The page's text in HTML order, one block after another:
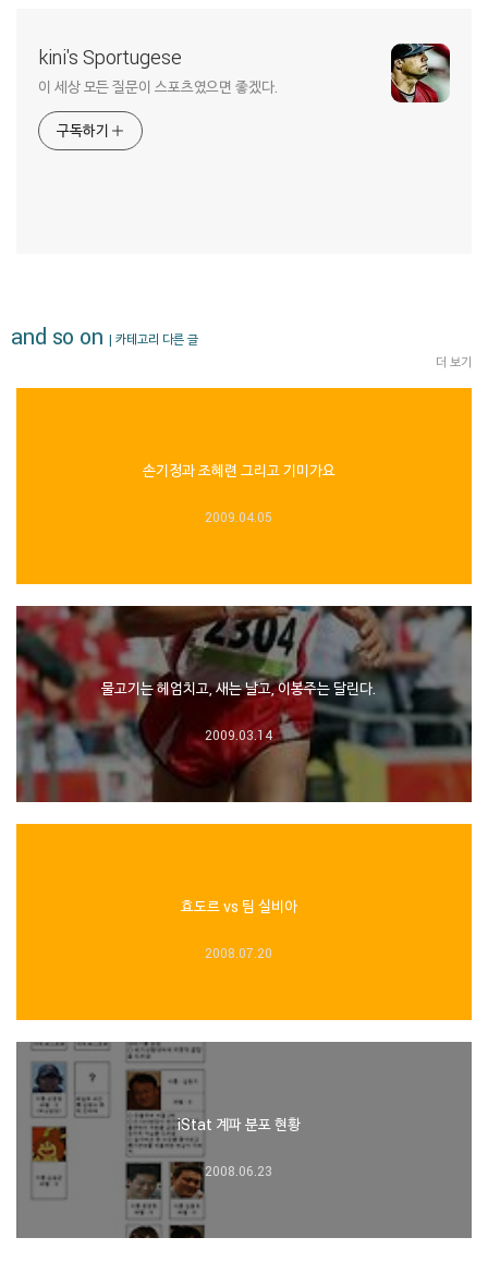
kini's Sportugese
이 세상 모든 질문이 스포츠였으면 좋겠다.
구독하기
and so on | 카테고리 다른 글
더 보기
손기정과 조혜련 그리고 기미가요
2009.04.05
물고기는 헤엄치고, 새는 날고, 이봉주는 달린다.
2009.03.14
효도르 vs 팀 실비아
2008.07.20
iStat 계파 분포 현황
2008.06.23